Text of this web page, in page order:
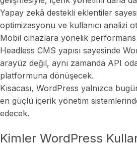
Yapay zekâ destekli eklentiler
optimizasyonu ve kullanıcı analizi
Mobil cihazlara yönelik
Headless CMS yapısı sayesinde
arayüz değil, aynı zamanda API
platformuna dönüşecek.
Kısacası, WordPress yalnızca
en güçlü içerik yönetim
edecek.
Kimler WordPress